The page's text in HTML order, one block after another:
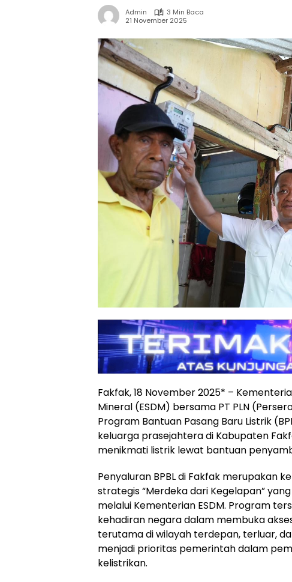
Admin
3 Min Baca
21 November 2025
Fakfak, 18 November 2025* –
Mineral (ESDM) bersama PT PLN
Program Bantuan Pasang Baru Listrik
keluarga prasejahtera di Kabupaten
menikmati listrik lewat bantuan
Penyaluran BPBL di Fakfak merupakan
strategis “Merdeka dari Kegelapan”
melalui Kementerian ESDM. Program
kehadiran negara dalam membuka
terutama di wilayah terdepan, terluar,
menjadi prioritas pemerintah dalam
kelistrikan.